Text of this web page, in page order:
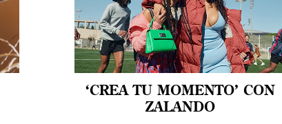
‘CREA TU MOMENTO’ CON
ZALANDO